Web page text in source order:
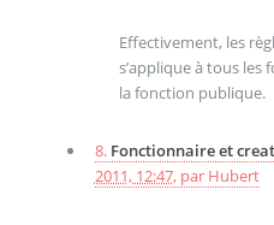
Effectivement, les
s’applique à tous les
la fonction publique.
8. Fonctionnaire et
2011, 12:47, par Hubert